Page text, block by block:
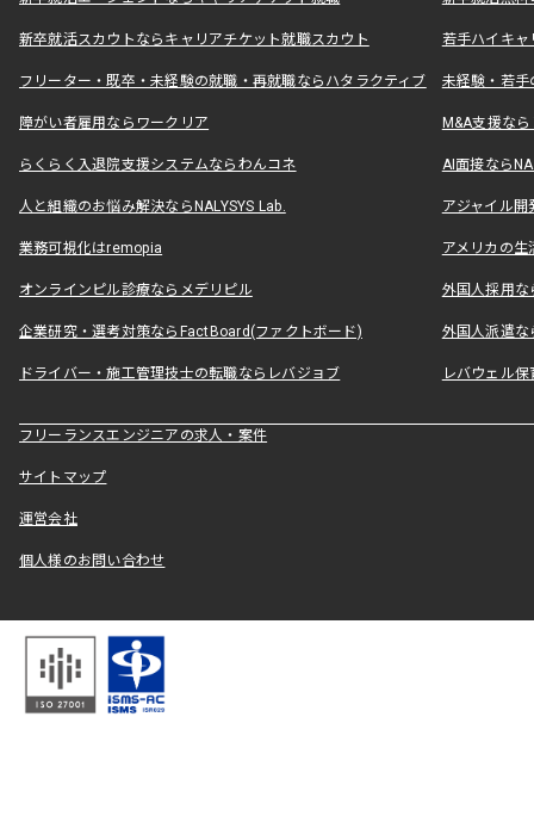
新卒就活スカウトならキャリアチケット就職スカウト 若手ハイキ
フリーター・既卒・未経験の就職・再就職ならハタラクティブ 未経験・若手
障がい者雇用ならワークリア M&A支援な
らくらく入退院支援システムならわんコネ AI面接なら
人と組織のお悩み解決ならNALYSYS Lab. アジャイル
業務可視化はremopia アメリカの
オンラインピル診療ならメデリピル 外国人採用
企業研究・選考対策ならFactBoard(ファクトボード) 外国人派遣な
ドライバー・施工管理技士の転職ならレバジョブ レバウェル
フリーランスエンジニアの求人・案件
サイトマップ
運営会社
個人様のお問い合わせ